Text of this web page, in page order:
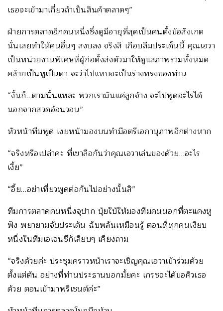
เธอจะเข้ามาเกี่ยวถ้าเป็นสินค้าตลาดๆ”
ฝ่ายการตลาดอีกคนหนึ่งซึ่งดูมีอายุที่สุดเป็นคนตั้งข้อสังเกต
นั่นเลยทำให้คนอื่นๆ สงบลง จริงสิ เกือบลืมประเด็นนี้ คุณเอวา
เป็นหน่วยงานพิเศษที่ผู้ก่อตั้งส่งตัวมาให้ดูแลภาพรวมทั้งหมด
คล้ายเป็นหูเป็นตา จะว่าไปแทบจะเป็นร่างทรงของท่าน
“งั้นก็…ตามนั้นแหละ พวกเรามันแค่ลูกจ้าง จะไปพูดอะไรได้
นอกจากสวดอ้อนวอน”
หัวหน้าทีมพูด เงยหน้ามองบนทำมือตรีเอกานุภาพอีกต่างหาก
“จริงหรือเปล่าคะ ที่เขาลือกันว่าคุณเอวาเล่นของด้วย…อะไร
เงี้ย”
“อึ้ย…อย่าเที่ยวพูดต่อกันไปอย่างนั้นสิ”
ทีมการตลาดคนหนึ่งจุปาก บุ้ยใบ้ให้มองทีมคนนอกที่ตะแคงหู
ฟัง พยายามจับประเด็น ฉับพลันเหมือนรู้ ตอนที่ทุกคนเงียบ
หนึ่งในทีมเอเจนซีก็เลียบๆ เคียงถาม
“จริงด้วยค่ะ ประชุมคราวหน้าเราจะเชิญคุณเอวาเข้าร่วมด้วย
ตั้งแต่ต้น อย่างที่ท่านประธานบอกมั้ยคะ เกรซจะได้ขอคิวเธอ
ด้วย ตอนเข้ามาพรีเซนต์ค่ะ”